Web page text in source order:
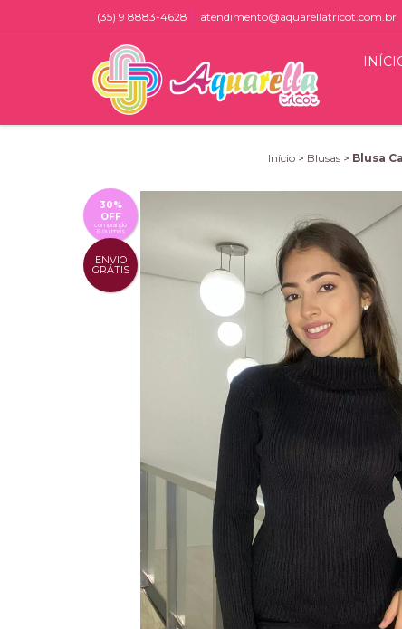
(35) 9 8883-4628 atendimento@aquarellatricot.com.br
Início > Blusas > Blusa
30%
OFF
comprando
6 ou mais
ENVIO
GRÁTIS